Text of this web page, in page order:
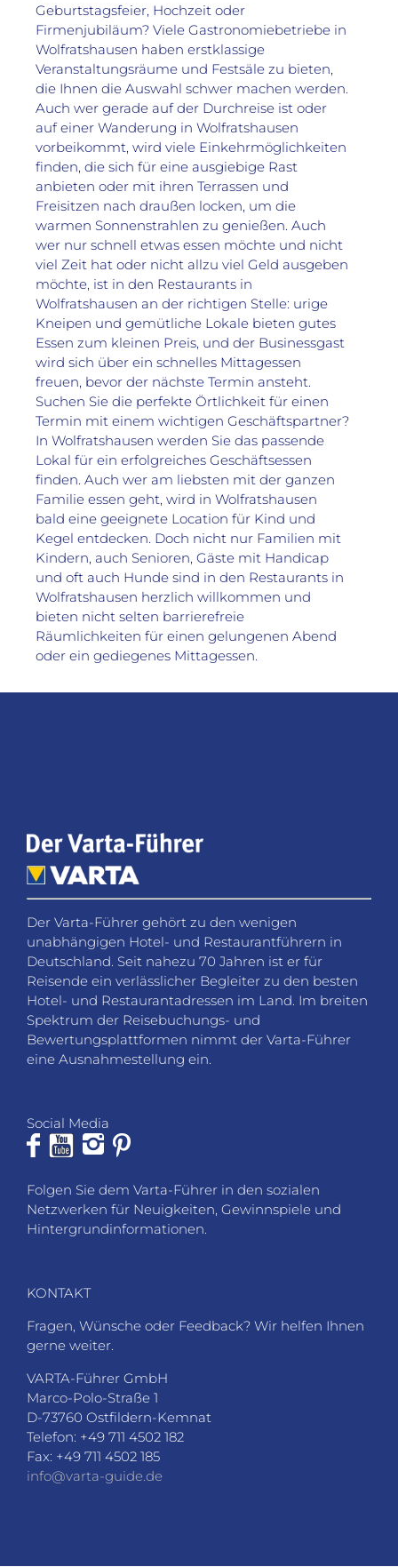
Geburtstagsfeier, Hochzeit oder
Firmenjubiläum? Viele Gastronomiebetriebe in
Wolfratshausen haben erstklassige
Veranstaltungsräume und Festsäle zu bieten,
die Ihnen die Auswahl schwer machen werden.
Auch wer gerade auf der Durchreise ist oder
auf einer Wanderung in Wolfratshausen
vorbeikommt, wird viele Einkehrmöglichkeiten
finden, die sich für eine ausgiebige Rast
anbieten oder mit ihren Terrassen und
Freisitzen nach draußen locken, um die
warmen Sonnenstrahlen zu genießen. Auch
wer nur schnell etwas essen möchte und nicht
viel Zeit hat oder nicht allzu viel Geld ausgeben
möchte, ist in den Restaurants in
Wolfratshausen an der richtigen Stelle: urige
Kneipen und gemütliche Lokale bieten gutes
Essen zum kleinen Preis, und der Businessgast
wird sich über ein schnelles Mittagessen
freuen, bevor der nächste Termin ansteht.
Suchen Sie die perfekte Örtlichkeit für einen
Termin mit einem wichtigen Geschäftspartner?
In Wolfratshausen werden Sie das passende
Lokal für ein erfolgreiches Geschäftsessen
finden. Auch wer am liebsten mit der ganzen
Familie essen geht, wird in Wolfratshausen
bald eine geeignete Location für Kind und
Kegel entdecken. Doch nicht nur Familien mit
Kindern, auch Senioren, Gäste mit Handicap
und oft auch Hunde sind in den Restaurants in
Wolfratshausen herzlich willkommen und
bieten nicht selten barrierefreie
Räumlichkeiten für einen gelungenen Abend
oder ein gediegenes Mittagessen.
Der Varta-Führer gehört zu den wenigen
unabhängigen Hotel- und Restaurantführern in
Deutschland. Seit nahezu 70 Jahren ist er für
Reisende ein verlässlicher Begleiter zu den besten
Hotel- und Restaurantadressen im Land. Im breiten
Spektrum der Reisebuchungs- und
Bewertungsplattformen nimmt der Varta-Führer
eine Ausnahmestellung ein.
Social Media
Folgen Sie dem Varta-Führer in den sozialen
Netzwerken für Neuigkeiten, Gewinnspiele und
Hintergrundinformationen.
KONTAKT
Fragen, Wünsche oder Feedback? Wir helfen Ihnen
gerne weiter.
VARTA-Führer GmbH
Marco-Polo-Straße 1
D-73760 Ostfildern-Kemnat
Telefon: +49 711 4502 182
Fax: +49 711 4502 185
info@varta-guide.de